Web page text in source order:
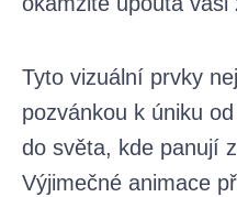
Tyto vizuální prvky
pozvánkou k úniku
do světa, kde panují
Výjimečné animace